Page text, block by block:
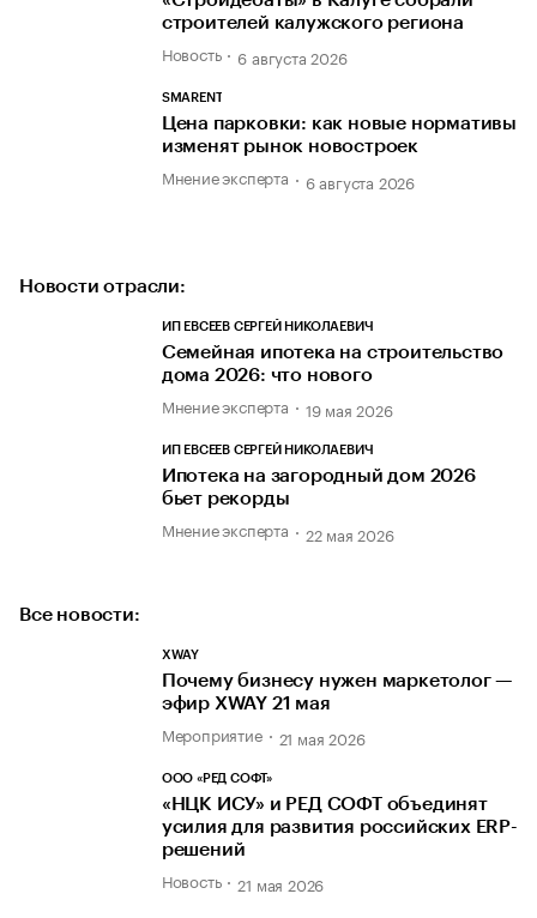
строителей калужского региона
Новость 6 августа 2026
SMARENT
Цена парковки: как новые нормативы
изменят рынок новостроек
Мнение эксперта 6 августа 2026
Новости отрасли:
ИП ЕВСЕЕВ СЕРГЕЙ НИКОЛАЕВИЧ
Семейная ипотека на строительство
дома 2026: что нового
Мнение эксперта 19 мая 2026
ИП ЕВСЕЕВ СЕРГЕЙ НИКОЛАЕВИЧ
Ипотека на загородный дом 2026
бьет рекорды
Мнение эксперта 22 мая 2026
Все новости:
XWAY
Почему бизнесу нужен маркетолог —
эфир XWAY 21 мая
Мероприятие 21 мая 2026
ООО «РЕД СОФТ»
«НЦК ИСУ» и РЕД СОФТ объединят
усилия для развития российских ERP-
решений
Новость 21 мая 2026